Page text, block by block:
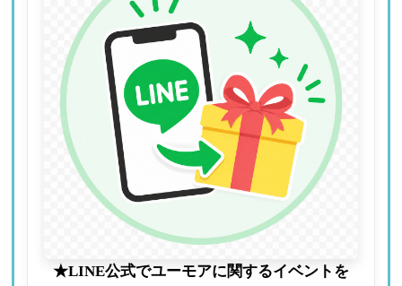
★LINE公式でユーモアに関するイベントを